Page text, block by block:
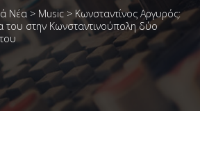
Νέα > Music > Κωνσταντίνος Αργυρός:
του στην Κωνσταντινούπολη δύο